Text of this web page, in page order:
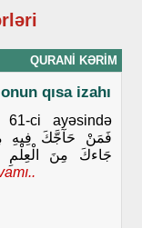
QURANI KƏRIM
qısa izahı
61-ci ayəsində
جَاءكَ مِنَ الْعِلْمِ